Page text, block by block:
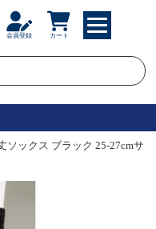
会員登録 カート
ソックス ブラック 25-27cmサ